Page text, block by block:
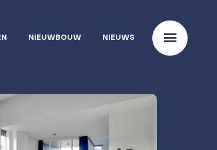
NIEUWBOUW NIEUWS